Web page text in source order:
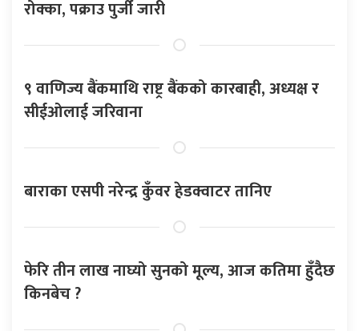
रोक्का, पक्राउ पुर्जी जारी
९ वाणिज्य बैंकमाथि राष्ट्र बैंकको कारबाही, अध्यक्ष र
सीईओलाई जरिवाना
बाराका एसपी नरेन्द्र कुँवर हेडक्वाटर तानिए
फेरि तीन लाख नाघ्यो सुनको मूल्य, आज कतिमा हुँदैछ
किनबेच ?